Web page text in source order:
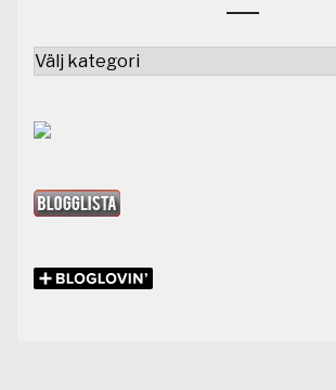
Kategorier